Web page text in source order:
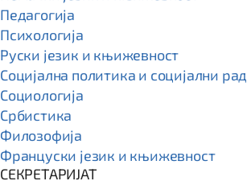
Педагогија
Психологија
Руски језик и књижевност
Социјална политика и социјални рад
Социологија
Србистика
Филозофија
Француски језик и књижевност
СЕКРЕТАРИЈАТ